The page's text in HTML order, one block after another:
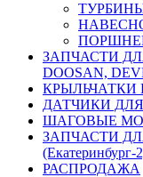
ЗАПЧАСТИ
DOOSAN,
КРЫЛЬЧАТКИ
ДАТЧИКИ
ШАГОВЫЕ
ЗАПЧАСТИ
(Екатеринбург-
РАСПРОДАЖА